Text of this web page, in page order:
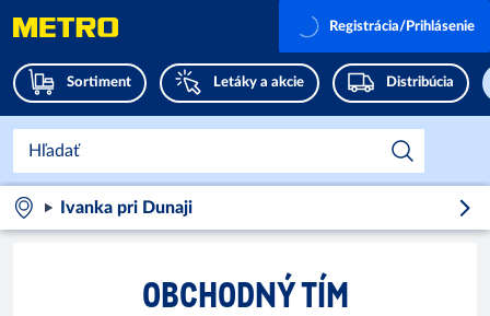
Sortiment Letáky a akcie Distribúcia
Registrácia/Prihlásenie
Ivanka pri Dunaji
OBCHODNÝ TÍM